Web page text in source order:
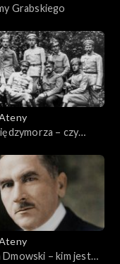
Grabskiego
– czy
Dmowski – kim jest